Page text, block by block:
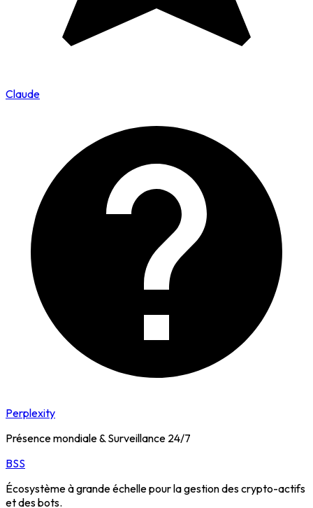
Claude
Perplexity
Présence mondiale & Surveillance 24/7
BSS
Écosystème à grande échelle pour la gestion des crypto-actifs
et des bots.